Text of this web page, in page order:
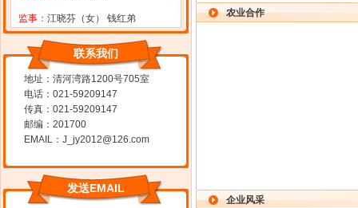
监事： 江晓芬（女） 钱红弟
联系我们
地址：清河湾路1200号705室
电话：021-59209147
传真：021-59209147
邮编：201700
EMAIL：J_jy2012@126.com
发送EMAIL
农业合作
企业风采